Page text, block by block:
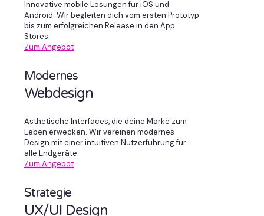
Innovative mobile Lösungen für iOS und
Android. Wir begleiten dich vom ersten Prototyp
bis zum erfolgreichen Release in den App
Stores.
Zum Angebot
Modernes
Webdesign
Ästhetische Interfaces, die deine Marke zum
Leben erwecken. Wir vereinen modernes
Design mit einer intuitiven Nutzerführung für
alle Endgeräte.
Zum Angebot
Strategie
UX/UI Design